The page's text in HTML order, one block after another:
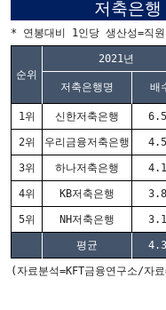
저축은
* 연봉대비 1인당 생산성=직
순위
2021년
저축은행명 배
1위 신한저축은행
2위 우리금융저축은행
3위 하나저축은행
4위 KB저축은행
5위 NH저축은행
평균
(자료분석=KFT금융연구소/자